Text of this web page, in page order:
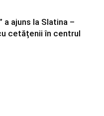
a ajuns la Slatina –
cetățenii în centrul